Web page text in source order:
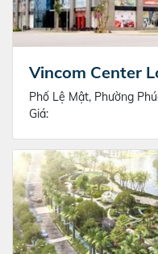
Vincom Center
Phố Lệ Mật, Phường
Giá: